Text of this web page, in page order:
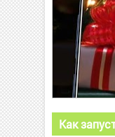
Как